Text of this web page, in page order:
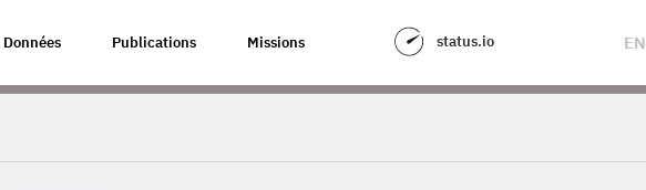
Données Publications Missions status.io EN